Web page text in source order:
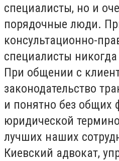
специалисты, но и
порядочные люди.
консультационно-
специалисты
При общении с
законодательство
и понятно без общих
юридической
лучших наших
Киевский адвокат,